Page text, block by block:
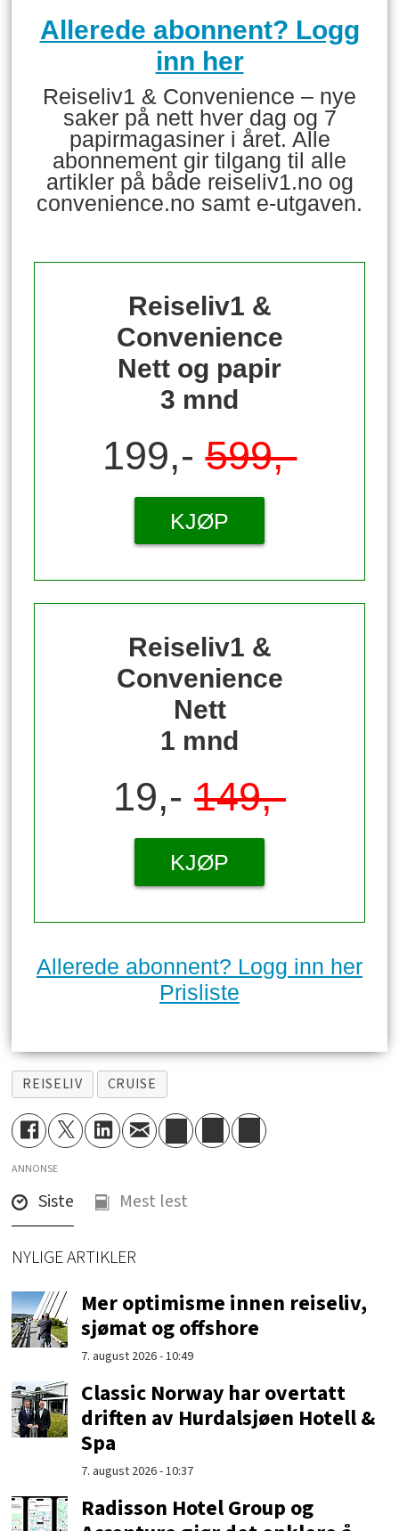
Allerede abonnent? Logg
inn her
Reiseliv1 & Convenience – nye
saker på nett hver dag og 7
papirmagasiner i året. Alle
abonnement gir tilgang til alle
artikler på både reiseliv1.no og
convenience.no samt e-utgaven.
Reiseliv1 &
Convenience
Nett og papir
3 mnd
199,-599,-
KJØP
Reiseliv1 &
Convenience
Nett
1 mnd
19,- 149,-
KJØP
Allerede abonnent? Logg inn her
Prisliste
REISELIV CRUISE
ANNONSE
Siste Mest lest
NYLIGE ARTIKLER
Mer optimisme innen reiseliv,
sjømat og offshore
7. august 2026 - 10:49
Classic Norway har overtatt
driften av Hurdalsjøen Hotell &
Spa
7. august 2026 - 10:37
Radisson Hotel Group og